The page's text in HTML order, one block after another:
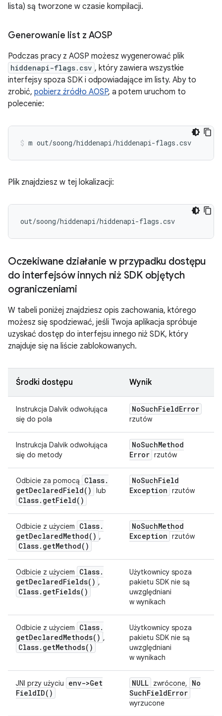
lista) są tworzone w czasie kompilacji.
Generowanie list z AOSP
Podczas pracy z AOSP możesz wygenerować plik
hiddenapi-flags.csv , który zawiera wszystkie
interfejsy spoza SDK i odpowiadające im listy. Aby to
zrobić, pobierz źródło AOSP, a potem uruchom to
polecenie:
Plik znajdziesz w tej lokalizacji:
Oczekiwane działanie w przypadku dostępu
do interfejsów innych niż SDK objętych
ograniczeniami
W tabeli poniżej znajdziesz opis zachowania, którego
możesz się spodziewać, jeśli Twoja aplikacja spróbuje
uzyskać dostęp do interfejsu innego niż SDK, który
znajduje się na liście zablokowanych.
Środki dostępu Wynik
Instrukcja Dalvik odwołująca
się do pola
NoSuchFieldError
rzutów
Instrukcja Dalvik odwołująca
się do metody
NoSuchMethod
Error rzutów
Odbicie za pomocą Class.
getDeclaredField( ) lub
Class. getField( )
NoSuchField
Exception rzutów
Odbicie z użyciem Class.
getDeclaredMethod( ) ,
Class. getMethod( )
NoSuchMethod
Exception rzutów
Odbicie z użyciem Class.
getDeclaredFields( ) ,
Class. getFields( )
Użytkownicy spoza
pakietu SDK nie są
uwzględniani
w wynikach
Odbicie z użyciem Class.
getDeclaredMethods( ) ,
Class. getMethods( )
Użytkownicy spoza
pakietu SDK nie są
uwzględniani
w wynikach
JNI przy użyciu env->Get
FieldID( )
NULL zwrócone,
No
SuchFieldError
wyrzucone